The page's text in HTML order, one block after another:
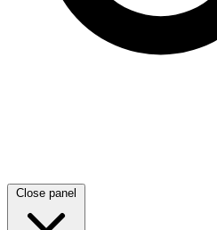
Close panel